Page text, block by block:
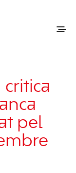
critica
pel